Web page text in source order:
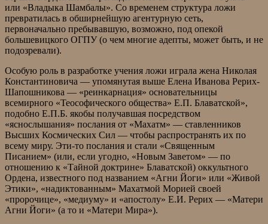
или «Владыка Шамбалы». Со временем структура ложи
превратилась в обширнейшую агентурную сеть,
первоначально пребывавшую, возможно, под опекой
большевицкого ОГПУ (о чем многие адепты, может быть, и не
подозревали).
Особую роль в разработке учения ложи играла жена Николая
Константиновича — упомянутая выше Елена Иванова Рерих-
Шапошникова — «реинкарнация» основательницы
всемирного «Теософического общества» Е.П. Блаватской»,
подобно Е.П.Б. якобы получавшая посредством
«яснослышания» послания от «Махатм» — ставленников
Высших Космических Сил — чтобы распространять их по
всему миру. Эти-то послания и стали «Священным
Писанием» (или, если угодно, «Новым Заветом» — по
отношению к «Тайной доктрине» Блаватской) оккультного
Ордена, известного под названием «Агни Йоги» или «Живой
Этики», «надиктованным» Махатмой Морией своей
«пророчице», «медиуму» и «апостолу» Е.И. Рерих — «Матери
Агни Йоги» (а то и «Матери Мира»).